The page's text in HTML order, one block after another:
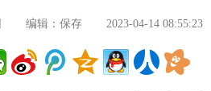
编辑：保存 2023-04-14 08:55:23